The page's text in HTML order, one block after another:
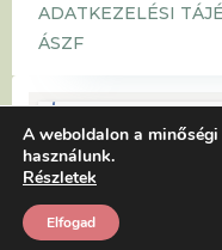
ADATKEZELÉSI
ÁSZF
A weboldalon a
használunk.
Részletek
Elfogad